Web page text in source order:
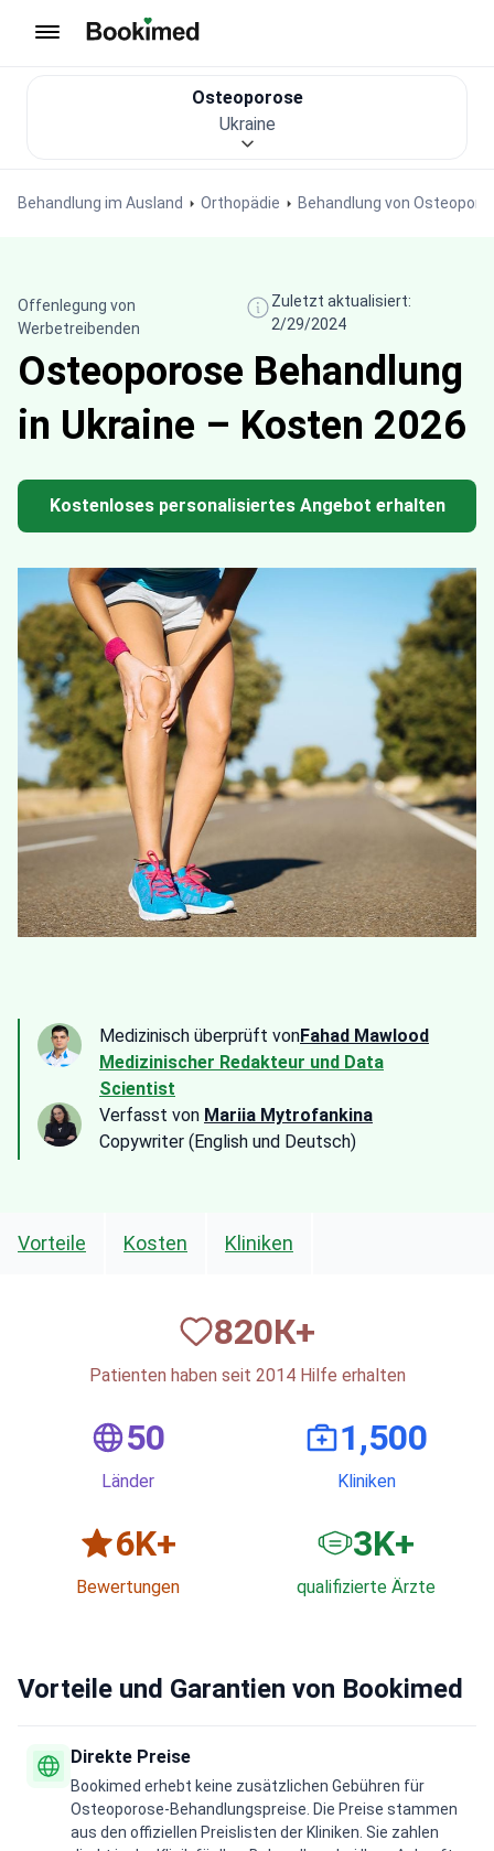
Behandlung im Ausland Orthopädie Behandlung von
Osteoporose
Ukraine
Offenlegung von
Werbetreibenden
Zuletzt aktualisiert:
2/29/2024
Osteoporose Behandlung
in Ukraine – Kosten 2026
Kostenloses personalisiertes Angebot erhalten
Medizinisch überprüft vonFahad Mawlood
Medizinischer Redakteur und Data
Scientist
Verfasst von Mariia Mytrofankina
Copywriter (English und Deutsch)
Vorteile Kosten Kliniken
820К+
Patienten haben seit 2014 Hilfe erhalten
50
Länder
1,500
Kliniken
6K+
Bewertungen
3K+
qualifizierte Ärzte
Vorteile und Garantien von Bookimed
Direkte Preise
Bookimed erhebt keine zusätzlichen Gebühren für
Osteoporose-Behandlungspreise. Die Preise stammen
aus den offiziellen Preislisten der Kliniken. Sie zahlen